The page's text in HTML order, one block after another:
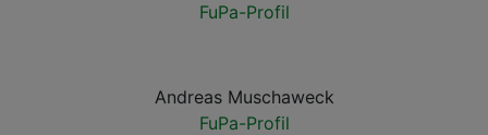
FuPa-Profil
Andreas Muschaweck
FuPa-Profil